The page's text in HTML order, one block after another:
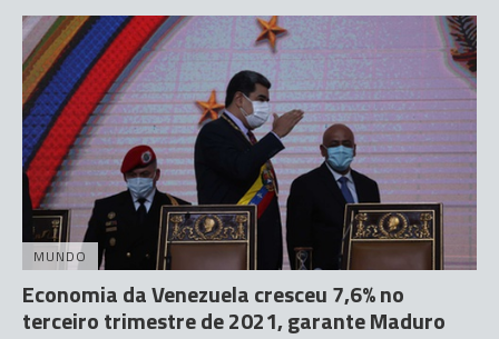
MUNDO
Economia da Venezuela cresceu 7,6% no
terceiro trimestre de 2021, garante Maduro